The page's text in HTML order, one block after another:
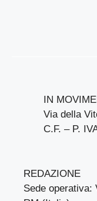
IN
Via della
C.F. – P.
REDAZIONE
Sede operativa: